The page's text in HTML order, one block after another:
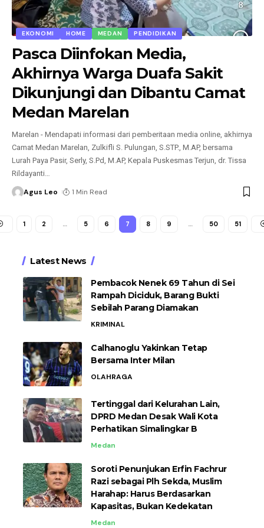
EKONOMI HOME MEDAN PENDIDIKAN
Pasca Diinfokan Media,
Akhirnya Warga Duafa Sakit
Dikunjungi dan Dibantu Camat
Medan Marelan
Marelan - Mendapati informasi dari pemberitaan media online, akhirnya
Camat Medan Marelan, Zulkifli S. Pulungan, S.STP., M.AP, bersama
Lurah Paya Pasir, Serly, S.Pd, M.AP, Kepala Puskesmas Terjun, dr. Tissa
Rildayanti
Agus Leo 1 Min Read
1 2 … 5 6 7 8 9 … 50 51
Latest News
Pembacok Nenek 69 Tahun di Sei
Rampah Diciduk, Barang Bukti
Sebilah Parang Diamakan
KRIMINAL
Calhanoglu Yakinkan Tetap
Bersama Inter Milan
OLAHRAGA
Tertinggal dari Kelurahan Lain,
DPRD Medan Desak Wali Kota
Perhatikan Simalingkar B
Medan
Soroti Penunjukan Erfin Fachrur
Razi sebagai Plh Sekda, Muslim
Harahap: Harus Berdasarkan
Kapasitas, Bukan Kedekatan
Medan